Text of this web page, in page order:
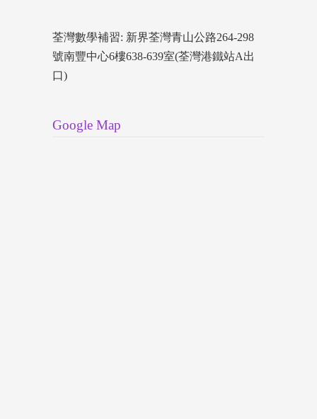
荃灣數學補習: 新界荃灣青山公路264-298
號南豐中心6樓638-639室(荃灣港鐵站A出
口)
Google Map